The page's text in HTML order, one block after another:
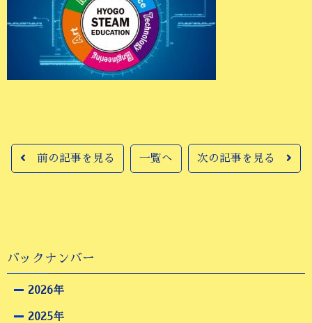
前の記事を見る 一覧へ 次の記事を見る
バックナンバー
2026年
2025年